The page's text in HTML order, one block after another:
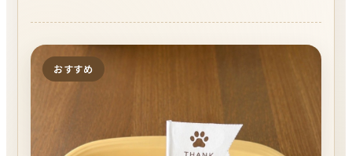
おすすめ